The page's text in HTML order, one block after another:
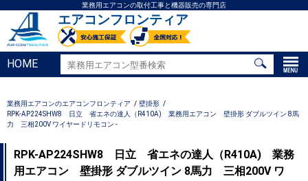
業務用エアコンの取付工事と機器販売の専門店
エアコンフロンティア
HOME
業務用エアコンのエアコンフロンティア
壁掛形
RPK-AP224SHW8 日立 省エネの達人（R410A) 業務用エアコン 壁掛形 ダブルツイン 8馬
力 三相200V ワイヤードリモコン -
RPK-AP224SHW8 日立 省エネの達人（R410A) 業務
用エアコン 壁掛形 ダブルツイン 8馬力 三相200V ワ